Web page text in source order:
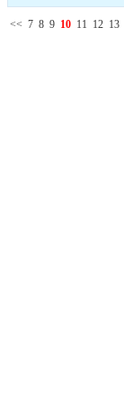
<< 7 8 9 10 11 12 13